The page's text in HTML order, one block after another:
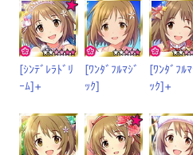
[ｼﾝﾃﾞﾚﾗﾄﾞﾘ
ｰﾑ]+
[ﾜﾝﾀﾞﾌﾙﾏｼﾞ
ｯｸ]
[ﾜﾝﾀﾞﾌﾙﾏ
ｯｸ]+